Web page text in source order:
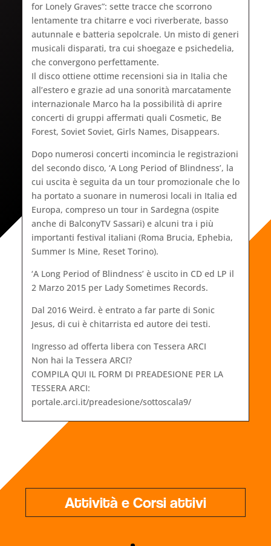
for Lonely Graves”: sette tracce che scorrono
lentamente tra chitarre e voci riverberate, basso
autunnale e batteria sepolcrale. Un misto di generi
musicali disparati, tra cui shoegaze e psichedelia,
che convergono perfettamente.
Il disco ottiene ottime recensioni sia in Italia che
all’estero e grazie ad una sonorità marcatamente
internazionale Marco ha la possibilità di aprire
concerti di gruppi affermati quali Cosmetic, Be
Forest, Soviet Soviet, Girls Names, Disappears.
Dopo numerosi concerti incomincia le registrazioni
del secondo disco, ‘A Long Period of Blindness’, la
cui uscita è seguita da un tour promozionale che lo
ha portato a suonare in numerosi locali in Italia ed
Europa, compreso un tour in Sardegna (ospite
anche di BalconyTV Sassari) e alcuni tra i più
importanti festival italiani (Roma Brucia, Ephebia,
Summer Is Mine, Reset Torino).
‘A Long Period of Blindness’ è uscito in CD ed LP il
2 Marzo 2015 per Lady Sometimes Records.
Dal 2016 Weird. è entrato a far parte di Sonic
Jesus, di cui è chitarrista ed autore dei testi.
Ingresso ad offerta libera con Tessera ARCI
Non hai la Tessera ARCI?
COMPILA QUI IL FORM DI PREADESIONE PER LA
TESSERA ARCI:
portale.arci.it/preadesione/sottoscala9/
Attività e Corsi attivi